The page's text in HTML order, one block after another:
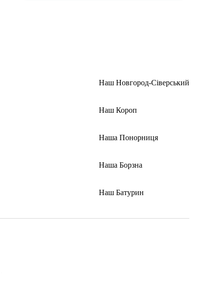
Наш Новгород-Сіверський
Наш Короп
Наша Понорниця
Наша Борзна
Наш Батурин